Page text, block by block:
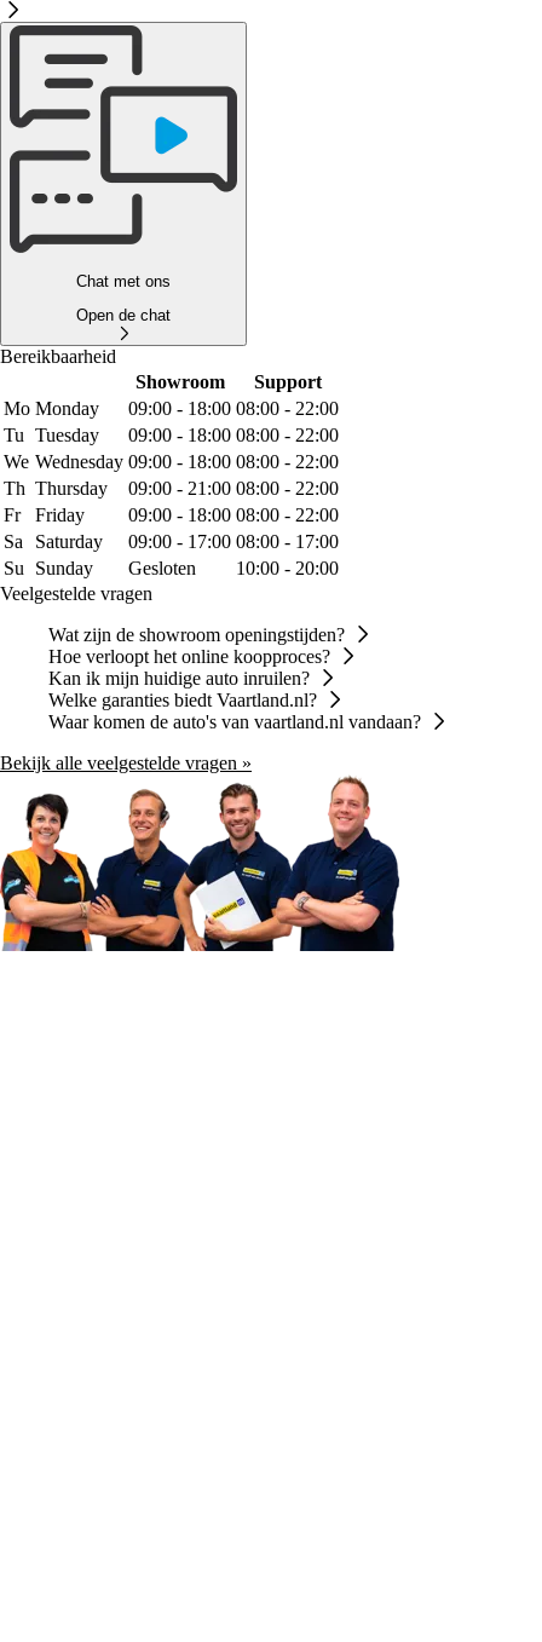
Chat met ons
Open de chat
Bereikbaarheid
Showroom
Support
Mo Monday 09:00 - 18:00 08:00 - 22:00
Tu Tuesday 09:00 - 18:00 08:00 - 22:00
We Wednesday 09:00 - 18:00 08:00 - 22:00
Th Thursday 09:00 - 21:00 08:00 - 22:00
Fr
Friday 09:00 - 18:00 08:00 - 22:00
Sa
Saturday 09:00 - 17:00 08:00 - 17:00
Su Sunday Gesloten
10:00 - 20:00
Veelgestelde vragen
Wat zijn de showroom openingstijden?
Hoe verloopt het online koopproces?
Kan ik mijn huidige auto inruilen?
Welke garanties biedt Vaartland.nl?
Waar komen de auto's van vaartland.nl vandaan?
Bekijk alle veelgestelde vragen »